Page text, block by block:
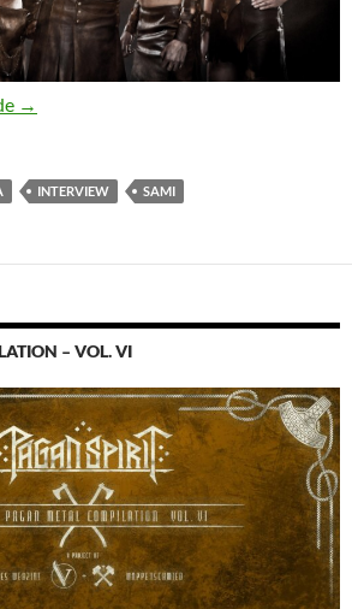
Interview de Sami Hinkka (Ensiferum)
→
INTERVIEW SAMI
– VOL. VI